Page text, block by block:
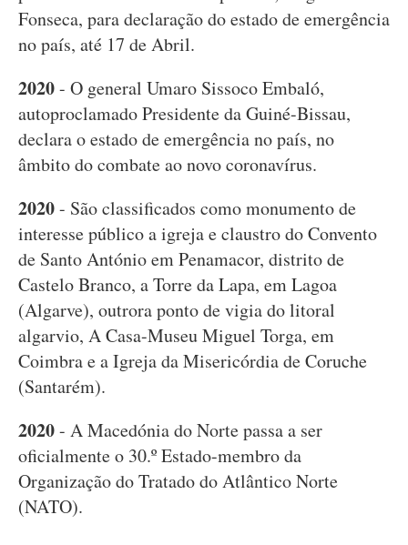
Fonseca, para declaração do estado de emergência
no país, até 17 de Abril.
2020- O general Umaro Sissoco Embaló,
autoproclamado Presidente da Guiné-Bissau,
declara o estado de emergência no país, no
âmbito do combate ao novo coronavírus.
2020- São classificados como monumento de
interesse público a igreja e claustro do Convento
de Santo António em Penamacor, distrito de
Castelo Branco, a Torre da Lapa, em Lagoa
(Algarve), outrora ponto de vigia do litoral
algarvio, A Casa-Museu Miguel Torga, em
Coimbra e a Igreja da Misericórdia de Coruche
(Santarém).
2020- A Macedónia do Norte passa a ser
oficialmente o 30.º Estado-membro da
Organização do Tratado do Atlântico Norte
(NATO).